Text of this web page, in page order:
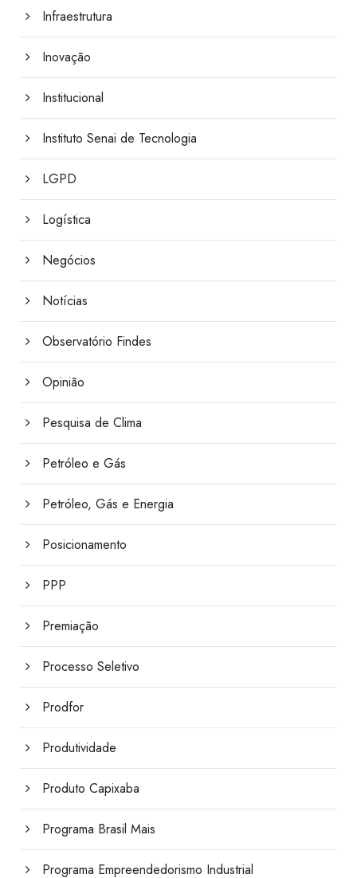
Infraestrutura
Inovação
Institucional
Instituto Senai de Tecnologia
LGPD
Logística
Negócios
Notícias
Observatório Findes
Opinião
Pesquisa de Clima
Petróleo e Gás
Petróleo, Gás e Energia
Posicionamento
PPP
Premiação
Processo Seletivo
Prodfor
Produtividade
Produto Capixaba
Programa Brasil Mais
Programa Empreendedorismo Industrial